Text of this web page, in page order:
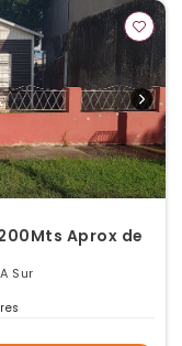
Aprox de
Sur